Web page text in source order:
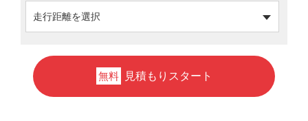
無料 見積もりスタート